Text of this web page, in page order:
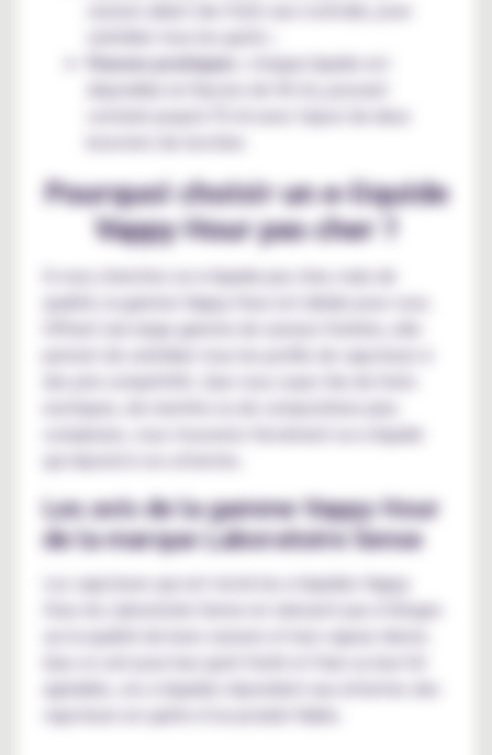
saveurs allant des fruits aux cocktails, pour
satisfaire tous les goûts ;
Flacons pratiques :
chaque liquide est
contenir jusqu'à 70 ml avec l'ajout de deux
Pourquoi choisir un e-liquide
Vappy Hour pas cher ?
Si vous cherchez un e-liquide pas cher, mais de
qualité, la gamme Vappy Hour est idéale pour vous.
Offrant une large gamme de saveurs fruitées, elle
permet de satisfaire tous les profils de vapoteurs à
exotiques, de menthe ou de compositions plus
complexes, vous trouverez forcément un e-liquide
Les avis de la gamme Vappy Hour
de la marque Laboratoire Sense
Les vapoteurs qui ont testé les e-liquides Vappy
Hour du Laboratoire Sense ne tarissent pas d’éloges
sur la qualité de leurs saveurs et leur vapeur dense.
agréable, ces e-liquides répondent aux attentes des
vapoteurs en quête d’un produit fiable.